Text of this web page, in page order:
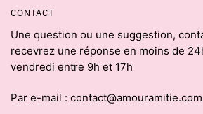
CONTACT
Une question ou une suggestion,
recevrez une réponse en moins de
vendredi entre 9h et 17h
Par e-mail : contact@amouramitie.com